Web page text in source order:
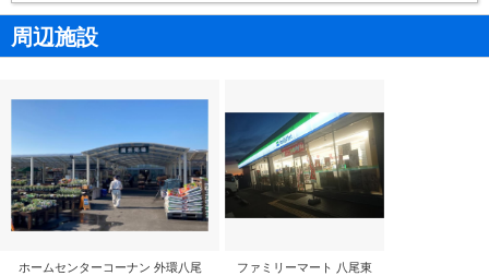
周辺施設
ホームセンターコーナン 外環八尾
ファミリーマート 八尾東